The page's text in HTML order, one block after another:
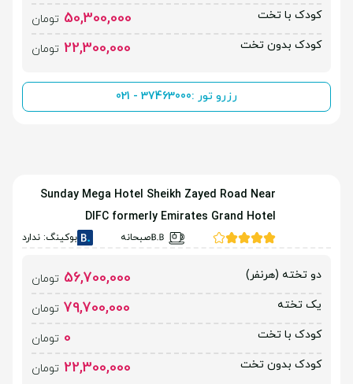
کودک با تخت
50,300,000 تومان
کودک بدون تخت
22,300,000 تومان
رزرو تور :021 - 37463000
Sunday Mega Hotel Sheikh Zayed Road Near
DIFC formerly Emirates Grand Hotel
صبحانه بوکینگ: ندارد
دو تخته (هرنفر) 56,700,000 تومان
یک تخته
79,700,000 تومان
کودک با تخت
0 تومان
کودک بدون تخت
22,300,000 تومان